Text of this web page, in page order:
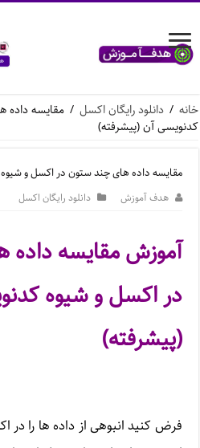
خانه / دانلود رایگان اکسل / مقایسه
کدنویسی آن (پیشرفته)
مقایسه داده های چند ستون در اکسل و
هدف آموزش دانلود رایگان اکسل
آموزش مقایسه
در اکسل و شیوه
(پیشرفته)
فرض کنید انبوهی از داده ها را در